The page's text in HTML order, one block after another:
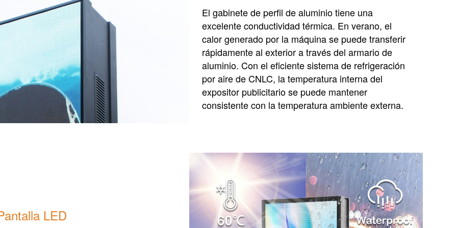
El gabinete de perfil de aluminio tiene una
excelente conductividad térmica. En verano, el
calor generado por la máquina se puede transferir
rápidamente al exterior a través del armario de
aluminio. Con el eficiente sistema de refrigeración
por aire de CNLC, la temperatura interna del
expositor publicitario se puede mantener
consistente con la temperatura ambiente externa.
LED